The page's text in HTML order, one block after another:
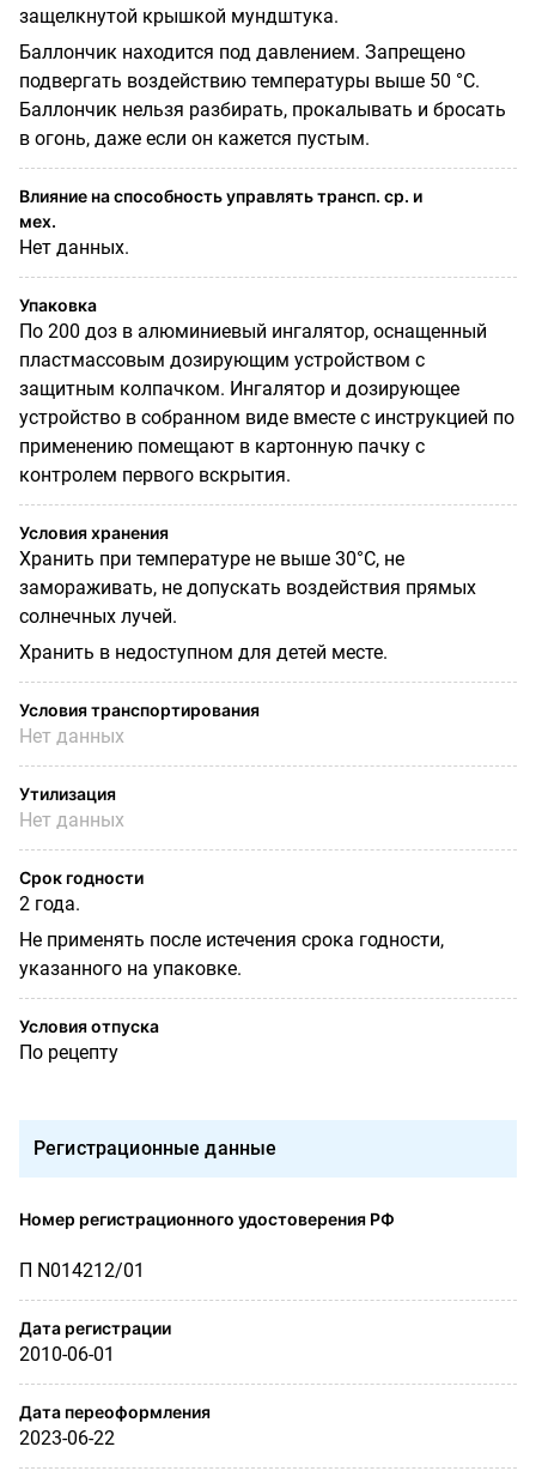
защелкнутой крышкой мундштука.
Баллончик находится под давлением. Запрещено
подвергать воздействию температуры выше 50 °C.
Баллончик нельзя разбирать, прокалывать и бросать
в огонь, даже если он кажется пустым.
Влияние на способность управлять трансп. ср. и
мех.
Нет данных.
Упаковка
По 200 доз в алюминиевый ингалятор, оснащенный
пластмассовым дозирующим устройством с
защитным колпачком. Ингалятор и дозирующее
устройство в собранном виде вместе с инструкцией по
применению помещают в картонную пачку с
контролем первого вскрытия.
Условия хранения
Хранить при температуре не выше 30°С, не
замораживать, не допускать воздействия прямых
солнечных лучей.
Хранить в недоступном для детей месте.
Условия транспортирования
Нет данных
Утилизация
Нет данных
Срок годности
2 года.
Не применять после истечения срока годности,
указанного на упаковке.
Условия отпуска
По рецепту
Регистрационные данные
Номер регистрационного удостоверения РФ
П N014212/01
Дата регистрации
2010-06-01
Дата переоформления
2023-06-22